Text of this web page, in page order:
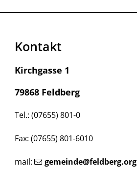
Kontakt
Kirchgasse 1
79868 Feldberg
Tel.: (07655) 801-0
Fax: (07655) 801-6010
mail: gemeinde@feldberg.org